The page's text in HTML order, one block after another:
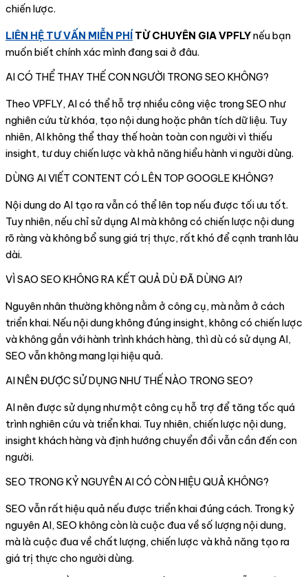
chiến lược.
LIÊN HỆ TƯ VẤN MIỄN PHÍ TỪ CHUYÊN GIA VPFLYnếu bạn
muốn biết chính xác mình đang sai ở đâu.
AI CÓ THỂ THAY THẾ CON NGƯỜI TRONG SEO KHÔNG?
Theo VPFLY, AI có thể hỗ trợ nhiều công việc trong SEO như
nghiên cứu từ khóa, tạo nội dung hoặc phân tích dữ liệu. Tuy
nhiên, AI không thể thay thế hoàn toàn con người vì thiếu
insight, tư duy chiến lược và khả năng hiểu hành vi người dùng.
DÙNG AI VIẾT CONTENT CÓ LÊN TOP GOOGLE KHÔNG?
Nội dung do AI tạo ra vẫn có thể lên top nếu được tối ưu tốt.
Tuy nhiên, nếu chỉ sử dụng AI mà không có chiến lược nội dung
rõ ràng và không bổ sung giá trị thực, rất khó để cạnh tranh lâu
dài.
VÌ SAO SEO KHÔNG RA KẾT QUẢ DÙ ĐÃ DÙNG AI?
Nguyên nhân thường không nằm ở công cụ, mà nằm ở cách
triển khai. Nếu nội dung không đúng insight, không có chiến lược
và không gắn với hành trình khách hàng, thì dù có sử dụng AI,
SEO vẫn không mang lại hiệu quả.
AI NÊN ĐƯỢC SỬ DỤNG NHƯ THẾ NÀO TRONG SEO?
AI nên được sử dụng như một công cụ hỗ trợ để tăng tốc quá
trình nghiên cứu và triển khai. Tuy nhiên, chiến lược nội dung,
insight khách hàng và định hướng chuyển đổi vẫn cần đến con
người.
SEO TRONG KỶ NGUYÊN AI CÓ CÒN HIỆU QUẢ KHÔNG?
SEO vẫn rất hiệu quả nếu được triển khai đúng cách. Trong kỷ
nguyên AI, SEO không còn là cuộc đua về số lượng nội dung,
mà là cuộc đua về chất lượng, chiến lược và khả năng tạo ra
giá trị thực cho người dùng.